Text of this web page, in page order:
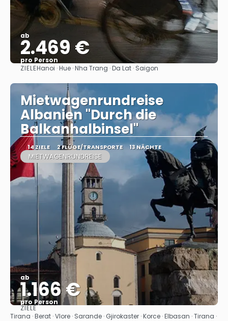
ab
2.469 €
pro Person
Sehen
ZIELEHanoi · Hue · Nha Trang · Da Lat · Saigon
Mietwagenrundreise
Albanien "Durch die
Balkanhalbinsel"
14 ZIELE 2 FLÜGE/TRANSPORTE 13 NÄCHTE
MIETWAGENRUNDREISE
ab
1.166 €
pro Person
Sehen
ZIELE
Tirana · Berat · Vlore · Sarande · Gjirokaster · Korce · Elbasan · Tirana ·